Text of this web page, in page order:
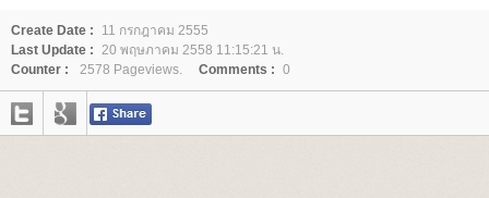
Create Date :
11 กรกฎาคม 2555
Last Update : 20 พฤษภาคม 2558 11:15:21 น.
Counter :
2578 Pageviews. Comments : 0